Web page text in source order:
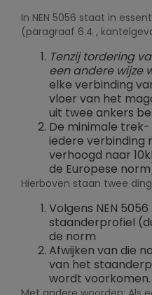
In NEN 5056 staat in
(paragraaf 6.4 ,
Tenzij tordering
een andere wijze
elke verbinding
vloer van het
uit twee ankers
De minimale
iedere verbinding
verhoogd naar
de Europese
Hierboven staan twee
Volgens NEN
staanderprofiel
de norm
Afwijken van die
van het
wordt voorkomen.